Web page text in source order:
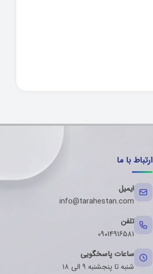
ارتباط با ما
ایمیل
info@tarahestan.com
تلفن
09014916581
ساعات پاسخگویی
شنبه تا پنجشنبه ۹ الی ۱۸